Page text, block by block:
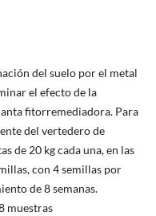
del suelo por el metal
el efecto de la
fitorremediadora. Para
del vertedero de
de 20 kg cada una, en las
con 4 semillas por
de 8 semanas.
muestras